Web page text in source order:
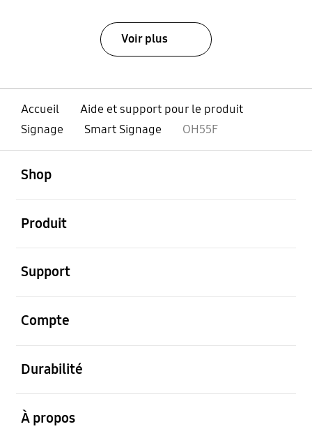
Voir plus
Accueil
Aide et support pour le produit
Signage
Smart Signage OH55F
Shop
Produit
Support
Compte
Durabilité
À propos